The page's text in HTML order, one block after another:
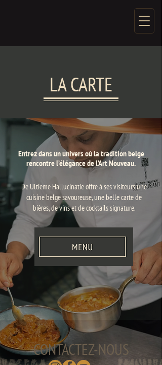
LA CARTE
Entrez dans un univers où la tradition belge
rencontre l’élégance de l’Art Nouveau.
De Ultieme Hallucinatie offre à ses visiteurs une
cuisine belge savoureuse, une belle carte de
bières, de vins et de cocktails signature.
CONTACTEZ-NOUS